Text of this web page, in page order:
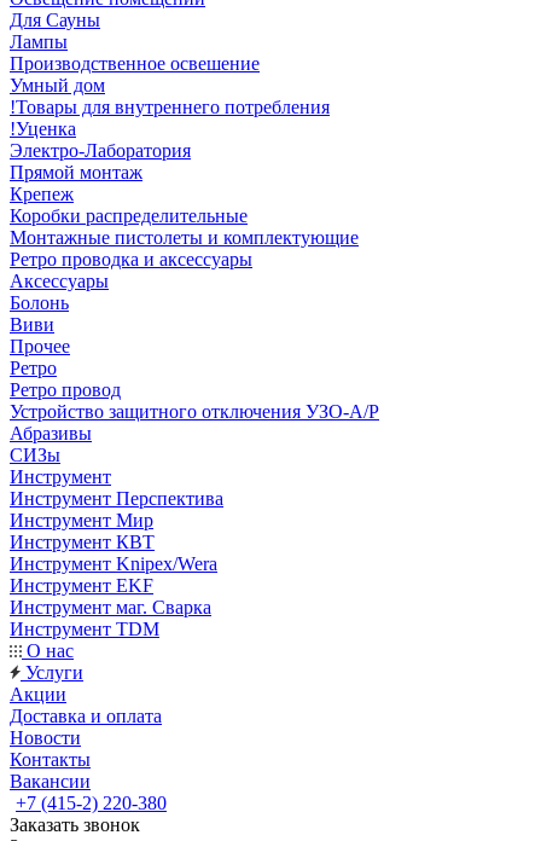
Для Сауны
Лампы
Производственное освешение
Умный дом
!Товары для внутреннего потребления
!Уценка
Электро-Лаборатория
Прямой монтаж
Крепеж
Коробки распределительные
Монтажные пистолеты и комплектующие
Ретро проводка и аксессуары
Аксессуары
Болонь
Виви
Прочее
Ретро
Ретро провод
Устройство защитного отключения УЗО-А/Р
Абразивы
СИЗы
Инструмент
Инструмент Перспектива
Инструмент Мир
Инструмент КВТ
Инструмент Knipex/Wera
Инструмент EKF
Инструмент маг. Сварка
Инструмент TDM
О нас
Услуги
Акции
Доставка и оплата
Новости
Контакты
Вакансии
+7 (415-2) 220-380
Заказать звонок